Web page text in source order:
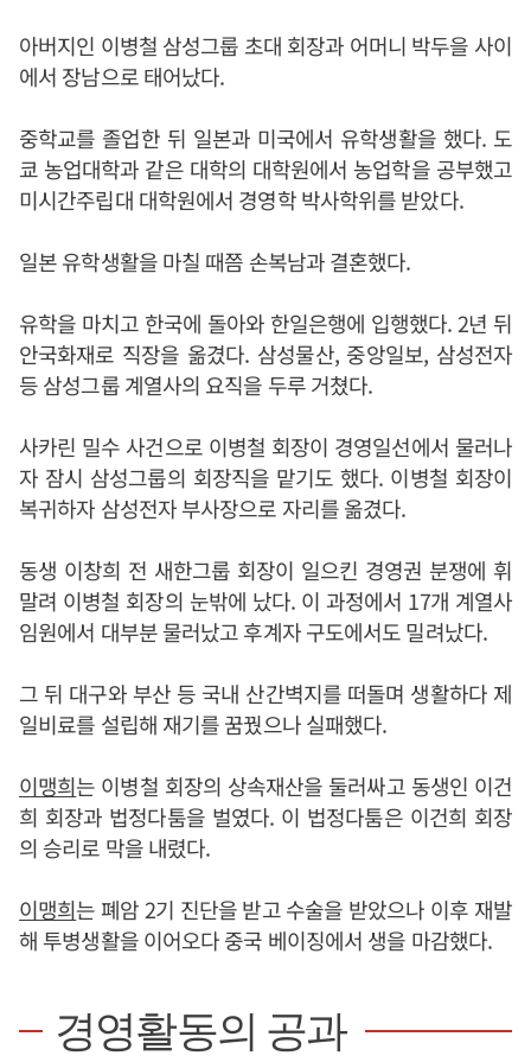
아버지인 이병철 삼성그룹 초대 회장과 어머니 박두을 사이
에서 장남으로 태어났다.
중학교를 졸업한 뒤 일본과 미국에서 유학생활을 했다. 도
쿄 농업대학과 같은 대학의 대학원에서 농업학을 공부했고
미시간주립대 대학원에서 경영학 박사학위를 받았다.
일본 유학생활을 마칠 때쯤 손복남과 결혼했다.
유학을 마치고 한국에 돌아와 한일은행에 입행했다. 2년 뒤
안국화재로 직장을 옮겼다. 삼성물산, 중앙일보, 삼성전자
등 삼성그룹 계열사의 요직을 두루 거쳤다.
사카린 밀수 사건으로 이병철 회장이 경영일선에서 물러나
자 잠시 삼성그룹의 회장직을 맡기도 했다. 이병철 회장이
복귀하자 삼성전자 부사장으로 자리를 옮겼다.
동생 이창희 전 새한그룹 회장이 일으킨 경영권 분쟁에 휘
말려 이병철 회장의 눈밖에 났다. 이 과정에서 17개 계열사
임원에서 대부분 물러났고 후계자 구도에서도 밀려났다.
그 뒤 대구와 부산 등 국내 산간벽지를 떠돌며 생활하다 제
일비료를 설립해 재기를 꿈꿨으나 실패했다.
이맹희는 이병철 회장의 상속재산을 둘러싸고 동생인 이건
희 회장과 법정다툼을 벌였다. 이 법정다툼은 이건희 회장
의 승리로 막을 내렸다.
이맹희는 폐암 2기 진단을 받고 수술을 받았으나 이후 재발
해 투병생활을 이어오다 중국 베이징에서 생을 마감했다.
경영활동의 공과